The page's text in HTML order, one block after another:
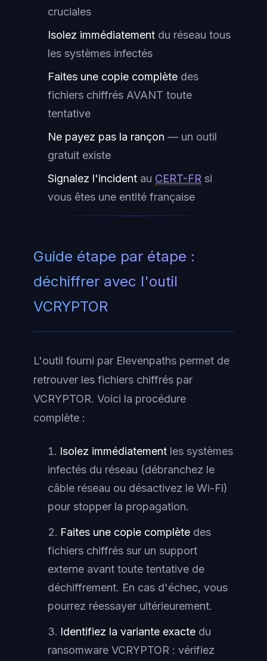
cruciales
Isolez immédiatement du réseau tous
les systèmes infectés
Faites une copie complète des
fichiers chiffrés AVANT toute
tentative
Ne payez pas la rançon — un outil
gratuit existe
Signalez l'incident au CERT-FR si
vous êtes une entité française
Guide étape par étape :
déchiffrer avec l'outil
VCRYPTOR
L'outil fourni par Elevenpaths permet de
retrouver les fichiers chiffrés par
VCRYPTOR. Voici la procédure
complète :
Isolez immédiatement les systèmes
infectés du réseau (débranchez le
câble réseau ou désactivez le Wi-Fi)
pour stopper la propagation.
Faites une copie complète des
fichiers chiffrés sur un support
externe avant toute tentative de
déchiffrement. En cas d'échec, vous
pourrez réessayer ultérieurement.
Identifiez la variante exacte du
ransomware VCRYPTOR : vérifiez